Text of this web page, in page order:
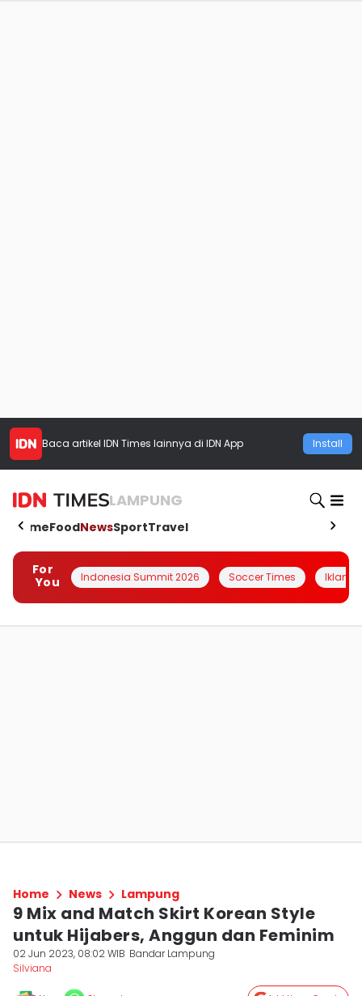
Baca artikel IDN Times lainnya di IDN App Install
LAMPUNG
HomeFoodNewsSportTravel
For
You
Indonesia Summit 2026 Soccer Times Iklanin
Home News Lampung
9 Mix and Match Skirt Korean Style
untuk Hijabers, Anggun dan Feminim
02 Jun 2023, 08:02 WIB Bandar Lampung
Silviana